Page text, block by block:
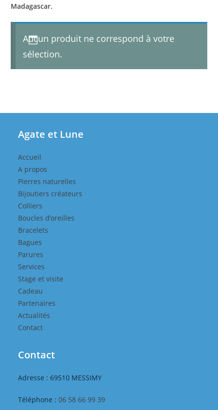
Madagascar.
Aucun produit ne correspond à votre
sélection.
Agate et Lune
Accueil
A propos
Pierres naturelles
Bijoutiers créateurs
Colliers
Boucles d’oreilles
Bracelets
Bagues
Parures
Services
Stage et visite
Cadeau
Partenaires
Actualités
Contact
Contact
Adresse : 69510 MESSIMY
Téléphone :06 58 66 99 39